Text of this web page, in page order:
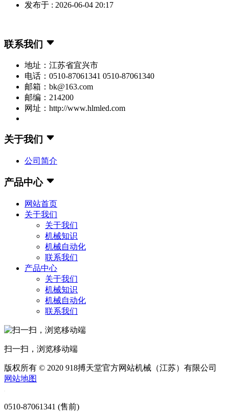
发布于 : 2026-06-04 20:17
联系我们
地址：江苏省宜兴市
电话：0510-87061341 0510-87061340
邮箱：bk@163.com
邮编：214200
网址：http://www.hlmled.com
关于我们
公司简介
产品中心
网站首页
关于我们
关于我们
机械知识
机械自动化
联系我们
产品中心
关于我们
机械知识
机械自动化
联系我们
扫一扫，浏览移动端
版权所有 © 2020 918搏天堂官方网站机械（江苏）有限公司
网站地图
0510-87061341 (售前)